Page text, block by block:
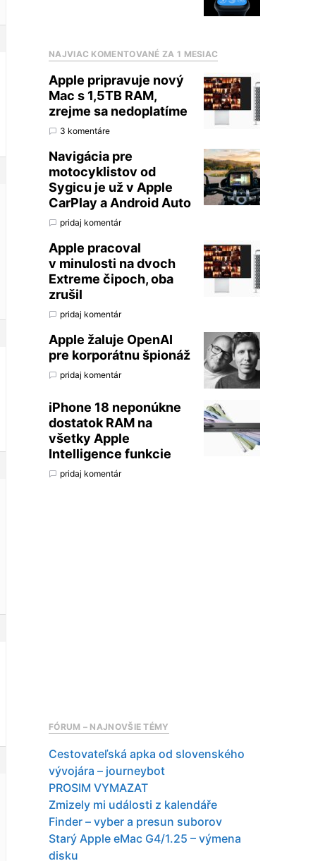
NAJVIAC KOMENTOVANÉ ZA 1 MESIAC
Apple pripravuje nový
Mac s 1,5TB RAM,
zrejme sa nedoplatíme
3 komentáre
Navigácia pre
motocyklistov od
Sygicu je už v Apple
CarPlay a Android Auto
pridaj komentár
Apple pracoval
v minulosti na dvoch
Extreme čipoch, oba
zrušil
pridaj komentár
Apple žaluje OpenAI
pre korporátnu špionáž
pridaj komentár
iPhone 18 neponúkne
dostatok RAM na
všetky Apple
Intelligence funkcie
pridaj komentár
FÓRUM – NAJNOVŠIE TÉMY
Cestovateľská apka od slovenského
vývojára – journeybot
PROSIM VYMAZAT
Zmizely mi události z kalendáře
Finder – vyber a presun suborov
Starý Apple eMac G4/1.25 – výmena
disku